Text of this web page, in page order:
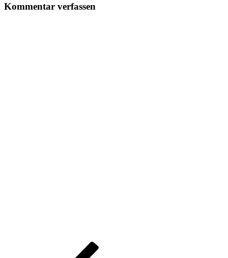
Kommentar verfassen
Beitragsnavigation